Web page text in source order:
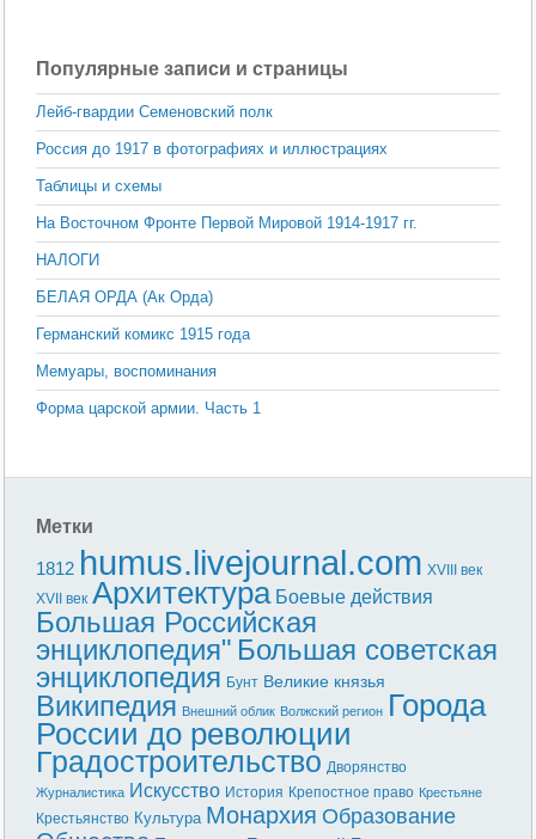
Популярные записи и страницы
Лейб-гвардии Семеновский полк
Россия до 1917 в фотографиях и иллюстрациях
Таблицы и схемы
На Восточном Фронте Первой Мировой 1914-1917 гг.
НАЛОГИ
БЕЛАЯ ОРДА (Ак Орда)
Германский комикс 1915 года
Мемуары, воспоминания
Форма царской армии. Часть 1
Метки
1812 humus.livejournal.com XVIII век
XVII век Архитектура Боевые действия
Большая Российская
энциклопедия" Большая советская
энциклопедия Бунт Великие князья
Википедия Внешний облик Волжский регион Города
России до революции
Градостроительство Дворянство
Журналистика Искусство История Крепостное право Крестьяне
Крестьянство Культура Монархия Образование